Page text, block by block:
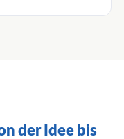
der Idee bis